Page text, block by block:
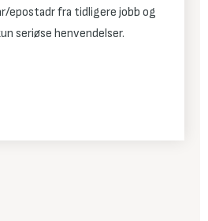
epostadr fra tidligere jobb og
seriøse henvendelser.